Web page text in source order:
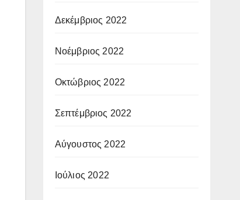
Δεκέμβριος 2022
Νοέμβριος 2022
Οκτώβριος 2022
Σεπτέμβριος 2022
Αύγουστος 2022
Ιούλιος 2022